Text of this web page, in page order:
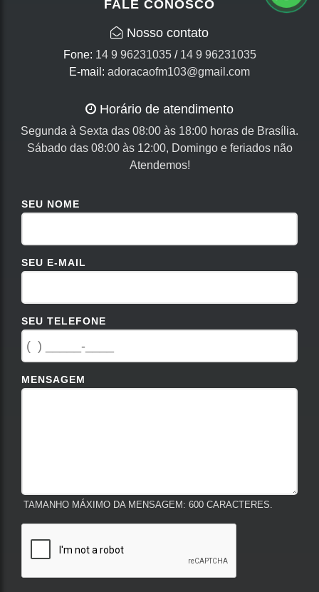
FALE CONOSCO
Nosso contato
Fone: 14 9 96231035/ 14 9 96231035
E-mail: adoracaofm103@gmail.com
Horário de atendimento
Segunda à Sexta das 08:00 às 18:00 horas de Brasília.
Sábado das 08:00 às 12:00, Domingo e feriados não
Atendemos!
SEU NOME
SEU E-MAIL
SEU TELEFONE
MENSAGEM
TAMANHO MÁXIMO DA MENSAGEM: 600 CARACTERES.